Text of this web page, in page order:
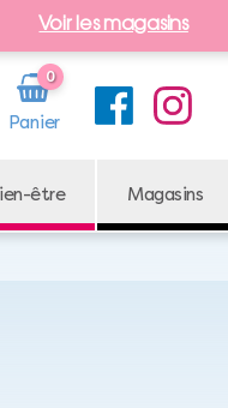
Voir les magasins
0
Arti
cle
être Magasins